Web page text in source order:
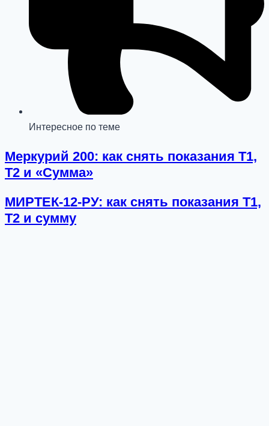
Интересное по теме
Меркурий 200: как снять показания T1,
T2 и «Сумма»
МИРТЕК-12-РУ: как снять показания T1,
T2 и сумму